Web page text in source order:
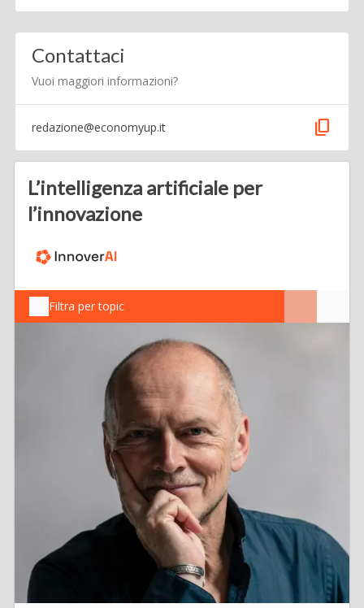
Contattaci
Vuoi maggiori informazioni?
redazione@economyup.it content_copy
L’intelligenza artificiale per
l’innovazione
Filtra per topic